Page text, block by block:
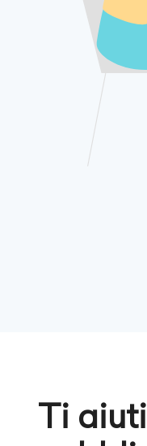
Ti